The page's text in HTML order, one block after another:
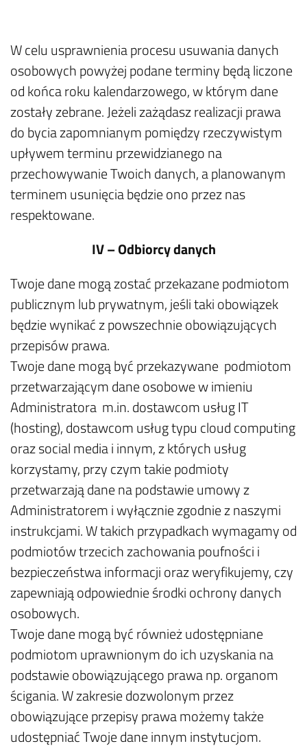
W celu usprawnienia procesu usuwania danych
osobowych powyżej podane terminy będą liczone
od końca roku kalendarzowego, w którym dane
zostały zebrane. Jeżeli zażądasz realizacji prawa
do bycia zapomnianym pomiędzy rzeczywistym
upływem terminu przewidzianego na
przechowywanie Twoich danych, a planowanym
terminem usunięcia będzie ono przez nas
respektowane.
IV – Odbiorcy danych
Twoje dane mogą zostać przekazane podmiotom
publicznym lub prywatnym, jeśli taki obowiązek
będzie wynikać z powszechnie obowiązujących
przepisów prawa.
Twoje dane mogą być przekazywane podmiotom
przetwarzającym dane osobowe w imieniu
Administratora m.in. dostawcom usług IT
(hosting), dostawcom usług typu cloud computing
oraz social media i innym, z których usług
korzystamy, przy czym takie podmioty
przetwarzają dane na podstawie umowy z
Administratorem i wyłącznie zgodnie z naszymi
instrukcjami. W takich przypadkach wymagamy od
podmiotów trzecich zachowania poufności i
bezpieczeństwa informacji oraz weryfikujemy, czy
zapewniają odpowiednie środki ochrony danych
osobowych.
Twoje dane mogą być również udostępniane
podmiotom uprawnionym do ich uzyskania na
podstawie obowiązującego prawa np. organom
ścigania. W zakresie dozwolonym przez
obowiązujące przepisy prawa możemy także
udostępniać Twoje dane innym instytucjom.